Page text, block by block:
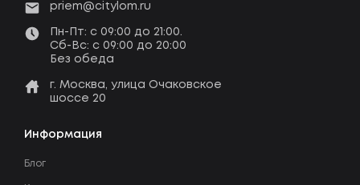
priem@citylom.ru
Пн-Пт: c 09:00 до 21:00.
Сб-Вс: c 09:00 до 20:00
Без обеда
г. Москва, улица Очаковское
шоссе 20
Информация
Блог